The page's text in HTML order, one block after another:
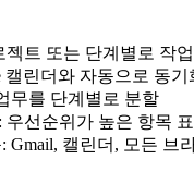
젝트 또는 단계별로 작
캘린더와 자동으로 동기
무를 단계별로 분할
: 우선순위가 높은 항목 표
: Gmail, 캘린더, 모든 브